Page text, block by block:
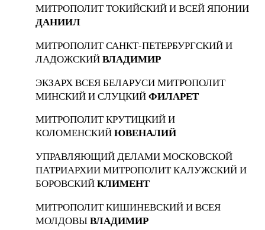
МИТРОПОЛИТ ТОКИЙСКИЙ И ВСЕЙ ЯПОНИИ
ДАНИИЛ
МИТРОПОЛИТ САНКТ-ПЕТЕРБУРГСКИЙ И
ЛАДОЖСКИЙВЛАДИМИР
ЭКЗАРХ ВСЕЯ БЕЛАРУСИ МИТРОПОЛИТ
МИНСКИЙ И СЛУЦКИЙФИЛАРЕТ
МИТРОПОЛИТ КРУТИЦКИЙ И
КОЛОМЕНСКИЙЮВЕНАЛИЙ
УПРАВЛЯЮЩИЙ ДЕЛАМИ МОСКОВСКОЙ
ПАТРИАРХИИ МИТРОПОЛИТ КАЛУЖСКИЙ И
БОРОВСКИЙКЛИМЕНТ
МИТРОПОЛИТ КИШИНЕВСКИЙ И ВСЕЯ
МОЛДОВЫВЛАДИМИР